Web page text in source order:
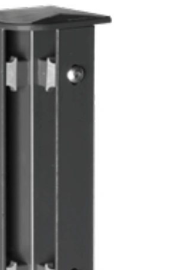
auch gekürzt werden
- Fussplatte Eckpfosten Art.